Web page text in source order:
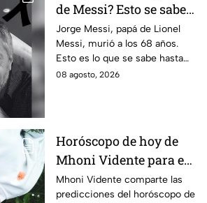
de Messi? Esto se sabe
sobre el fallecimiento
de Jorge Messi
Jorge Messi, papá de Lionel
Messi, murió a los 68 años.
Esto es lo que se sabe hasta
ahora sobre su fallecimiento
08 agosto, 2026
Horóscopo de hoy de
Mhoni Vidente para el
sábado 8 de agosto
¡Cierre de ciclo!
Mhoni Vidente comparte las
predicciones del horóscopo de